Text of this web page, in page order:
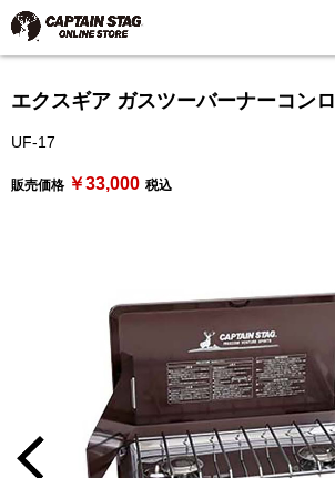
エクスギア ガスツーバーナーコンロ
UF-17
販売価格 ￥33,000 税込